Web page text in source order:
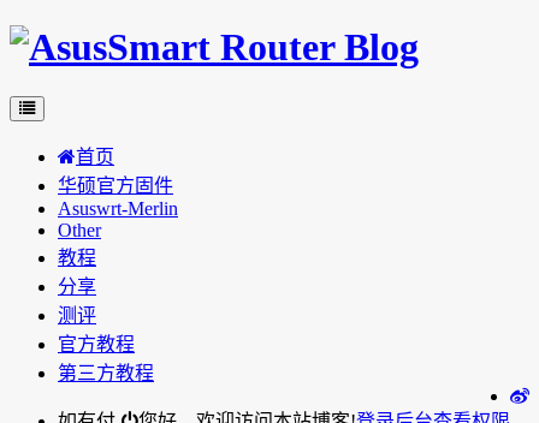
首页
华硕官方固件
Asuswrt-Merlin
Other
教程
分享
测评
官方教程
第三方教程